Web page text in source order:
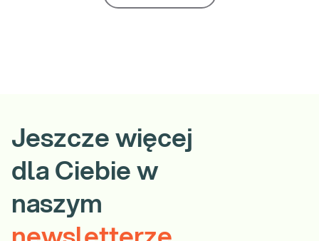
Jeszcze więcej
dla Ciebie w
naszym